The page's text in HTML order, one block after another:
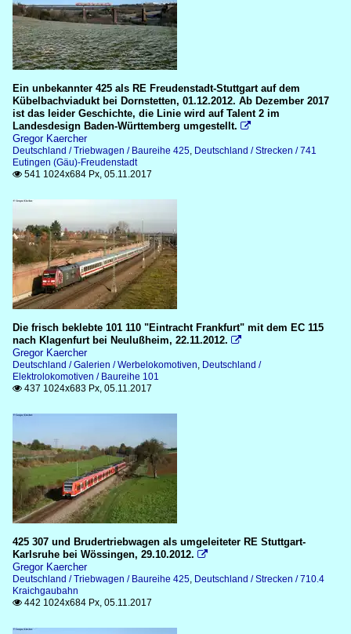
Ein unbekannter 425 als RE Freudenstadt-Stuttgart auf dem
Kübelbachviadukt bei Dornstetten, 01.12.2012. Ab Dezember 2017
ist das leider Geschichte, die Linie wird auf Talent 2 im
Landesdesign Baden-Württemberg umgestellt. 
Gregor Kaercher
Deutschland / Triebwagen / Baureihe 425, Deutschland / Strecken / 741
Eutingen (Gäu)-Freudenstadt
 541 1024x684 Px, 05.11.2017
Die frisch beklebte 101 110 "Eintracht Frankfurt" mit dem EC 115
nach Klagenfurt bei Neulußheim, 22.11.2012. 
Gregor Kaercher
Deutschland / Galerien / Werbelokomotiven, Deutschland /
Elektrolokomotiven / Baureihe 101
 437 1024x683 Px, 05.11.2017
425 307 und Brudertriebwagen als umgeleiteter RE Stuttgart-
Karlsruhe bei Wössingen, 29.10.2012. 
Gregor Kaercher
Deutschland / Triebwagen / Baureihe 425, Deutschland / Strecken / 710.4
Kraichgaubahn
 442 1024x684 Px, 05.11.2017